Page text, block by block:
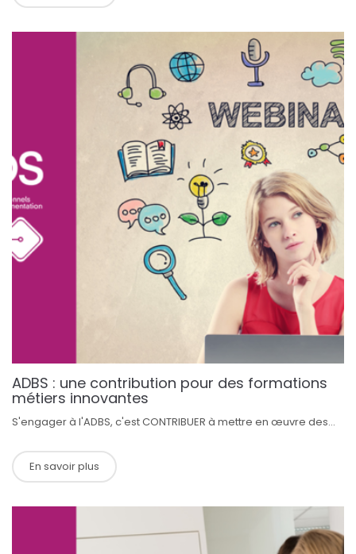
ADBS : une contribution pour des formations
métiers innovantes
S'engager à l'ADBS, c'est CONTRIBUER à mettre en œuvre des...
En savoir plus